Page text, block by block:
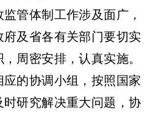
体制工作涉及面广，
及省各有关部门要切实
周密安排，认真实施。
的协调小组，按照国家
研究解决重大问题，协